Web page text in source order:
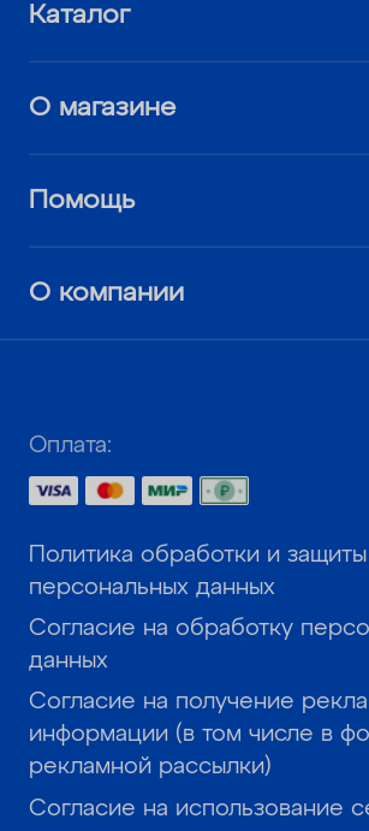
Каталог
О магазине
Помощь
О компании
Оплата:
Политика обработки и защиты
персональных данных
Согласие на обработку
данных
Согласие на получение
информации (в том числе в
рекламной рассылки)
Согласие на использование